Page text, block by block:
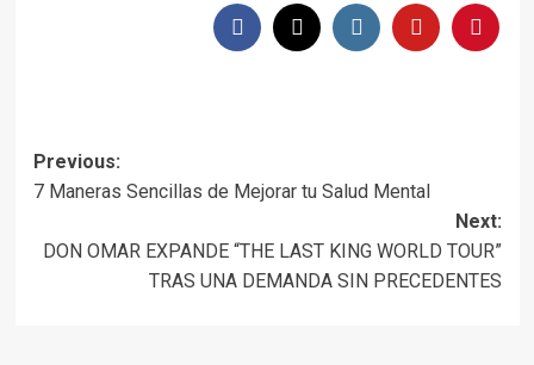
Previous:
7 Maneras Sencillas de Mejorar tu Salud Mental
Next:
DON OMAR EXPANDE “THE LAST KING WORLD TOUR”
TRAS UNA DEMANDA SIN PRECEDENTES